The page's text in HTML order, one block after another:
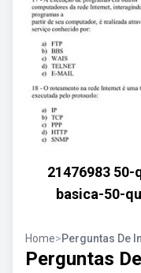
21476983
basica-50-
Home>Perguntas De
Perguntas